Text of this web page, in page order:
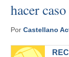
hacer
PorCastellano